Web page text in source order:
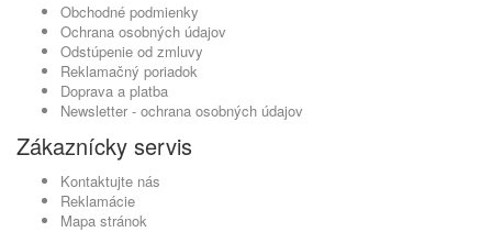
Obchodné podmienky
Ochrana osobných údajov
Odstúpenie od zmluvy
Reklamačný poriadok
Doprava a platba
Newsletter - ochrana osobných údajov
Zákaznícky servis
Kontaktujte nás
Reklamácie
Mapa stránok